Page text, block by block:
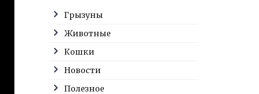
Грызуны
Животные
Кошки
Новости
Полезное